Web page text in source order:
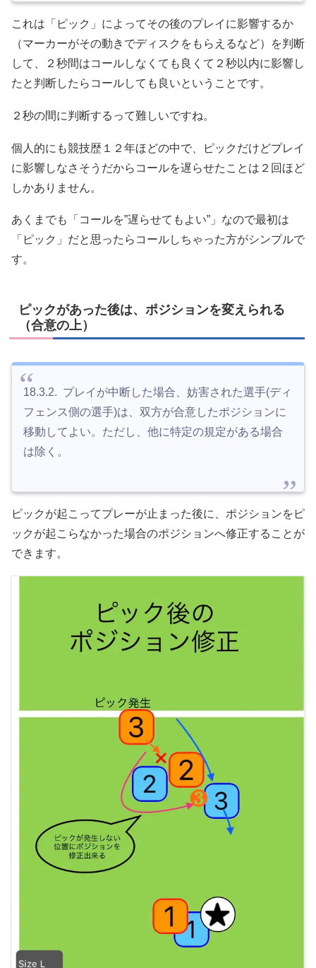
これは「ピック」によってその後のプレイに影響するか
（マーカーがその動きでディスクをもらえるなど）を判断
して、２秒間はコールしなくても良くて２秒以内に影響し
たと判断したらコールしても良いということです。
２秒の間に判断するって難しいですね。
個人的にも競技歴１２年ほどの中で、ピックだけどプレイ
に影響しなさそうだからコールを遅らせたことは２回ほど
しかありません。
あくまでも「コールを”遅らせてもよい”」なので最初は
「ピック」だと思ったらコールしちゃった方がシンプルで
す。
ピックがあった後は、ポジションを変えられる
（合意の上）
18.3.2. プレイが中断した場合、妨害された選手(ディ
フェンス側の選手)は、双方が合意したポジションに
移動してよい。ただし、他に特定の規定がある場合
は除く。
ピックが起こってプレーが止まった後に、ポジションをピ
ックが起こらなかった場合のポジションへ修正することが
できます。